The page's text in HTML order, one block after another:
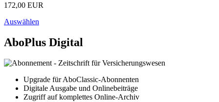
172,00 EUR
Auswählen
AboPlus Digital
Upgrade für AboClassic-Abonnenten
Digitale Ausgabe und Onlinebeiträge
Zugriff auf komplettes Online-Archiv